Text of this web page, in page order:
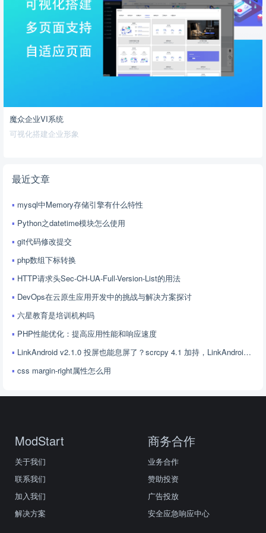
魔众企业VI系统
可视化搭建企业形象
最近文章
mysql中Memory存储引擎有什么特性
Python之datetime模块怎么使用
git代码修改提交
php数组下标转换
HTTP请求头Sec-CH-UA-Full-Version-List的用法
DevOps在云原生应用开发中的挑战与解决方案探讨
六星教育是培训机构吗
PHP性能优化：提高应用性能和响应速度
LinkAndroid v2.1.0 投屏也能息屏了？scrcpy 4.1 加持，LinkAndroid 让屏幕控制更随心
css margin-right属性怎么用
ModStart
关于我们
联系我们
加入我们
解决方案
商务合作
业务合作
赞助投资
广告投放
安全应急响应中心